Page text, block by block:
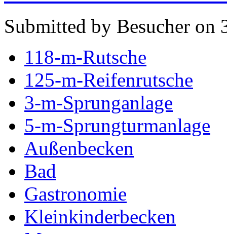
Submitted by Besucher on
118-m-Rutsche
125-m-Reifenrutsche
3-m-Sprunganlage
5-m-Sprungturmanlage
Außenbecken
Bad
Gastronomie
Kleinkinderbecken